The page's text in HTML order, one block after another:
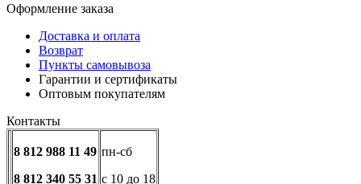
Оформление заказа
Доставка и оплата
Возврат
Пункты самовывоза
Гарантии и сертификаты
Оптовым покупателям
Контакты
8 812 988 11 49
8 812 340 55 31
пн-сб
с 10 до 18